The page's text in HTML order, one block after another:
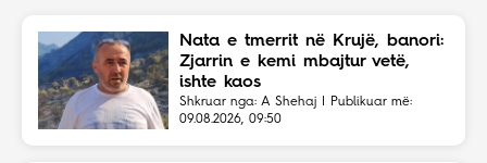
Nata e tmerrit në Krujë, banori:
Zjarrin e kemi mbajtur vetë,
ishte kaos
Shkruar nga: A Shehaj | Publikuar më:
09.08.2026, 09:50